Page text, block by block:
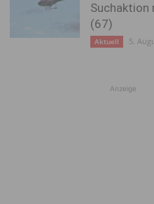
Suchaktion
(67)
Aktuell 5.
Anzeige